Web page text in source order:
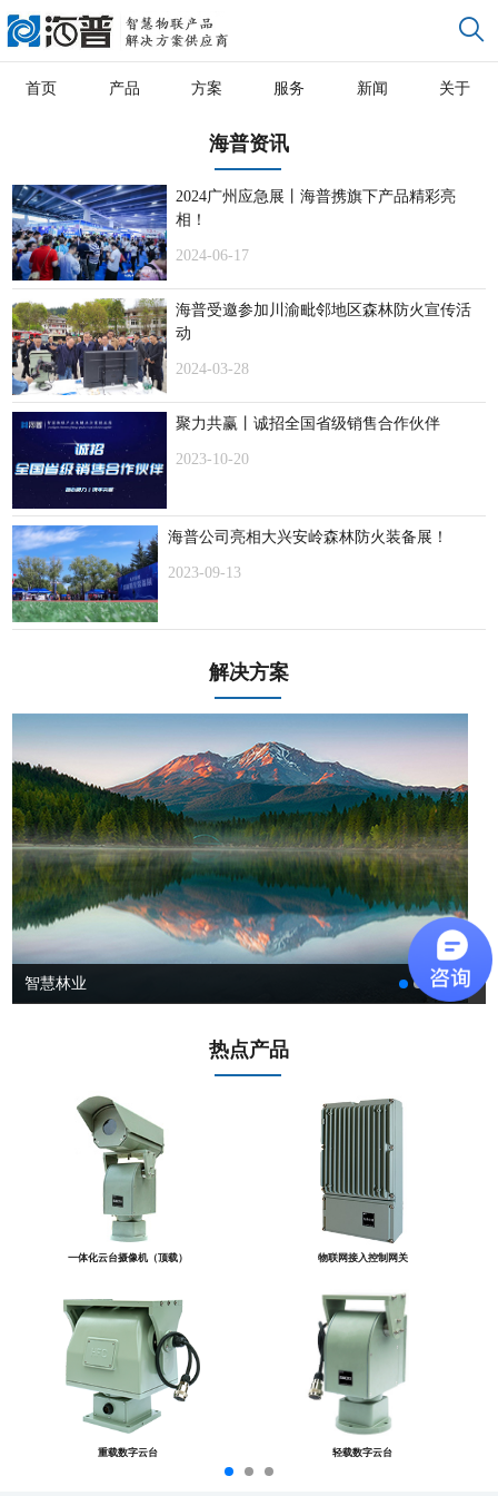
首页 产品 方案 服务 新闻 关于
海普资讯
2024广州应急展丨海普携旗下产品精彩亮
相！
2024-06-17
海普受邀参加川渝毗邻地区森林防火宣传活
动
2024-03-28
聚力共赢丨诚招全国省级销售合作伙伴
2023-10-20
海普公司亮相大兴安岭森林防火装备展！
2023-09-13
解决方案
智慧林业
热点产品
一体化云台摄像机（顶载） 物联网接入控制网关
重载数字云台 轻载数字云台